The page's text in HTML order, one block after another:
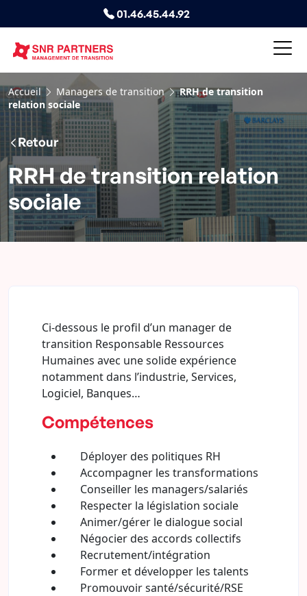
01.46.45.44.92
Accueil Managers de transition
RRH de transition
relation sociale
Retour
RRH de transition relation
sociale
Ci-dessous le profil d’un manager de
transition Responsable Ressources
Humaines avec une solide expérience
notamment dans l’industrie, Services,
Logiciel, Banques…
Compétences
Déployer des politiques RH
Accompagner les transformations
Conseiller les managers/salariés
Respecter la législation sociale
Animer/gérer le dialogue social
Négocier des accords collectifs
Recrutement/intégration
Former et développer les talents
Promouvoir santé/sécurité/RSE